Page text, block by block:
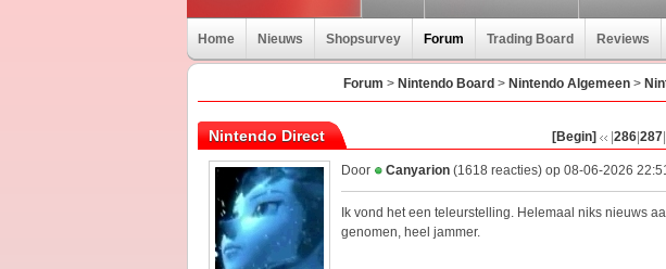
Home Nieuws Shopsurvey Forum Trading Board Reviews
Forum > Nintendo Board > Nintendo Algemeen >
Nintendo Direct [Begin] 286 287
Door Canyarion (1618 reacties) op 08-06-2026
Ik vond het een teleurstelling. Helemaal niks nieuws
genomen, heel jammer.